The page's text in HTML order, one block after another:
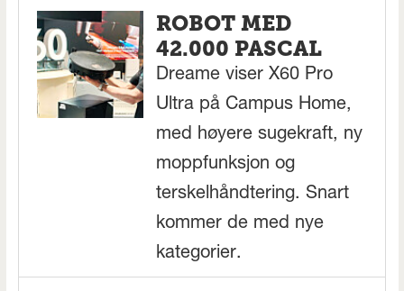
ROBOT MED
42.000 PASCAL
Dreame viser X60 Pro
Ultra på Campus Home,
med høyere sugekraft, ny
moppfunksjon og
terskelhåndtering. Snart
kommer de med nye
kategorier.